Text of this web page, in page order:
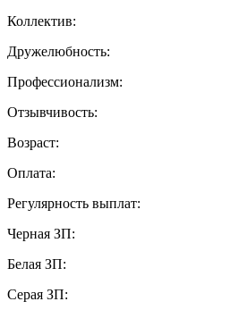
Коллектив:
Дружелюбность:
Профессионализм:
Отзывчивость:
Возраст:
Оплата:
Регулярность выплат:
Черная ЗП:
Белая ЗП:
Серая ЗП: